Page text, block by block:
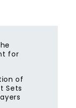
for
of
Sets